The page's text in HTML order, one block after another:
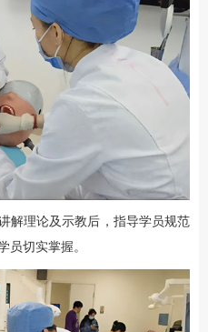
解理论及示教后，指导学员规范
员切实掌握。